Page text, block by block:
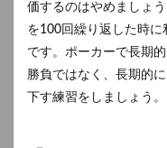
価するのはやめましょ
を100回繰り返した時
です。ポーカーで長期
勝負ではなく、長期的
下す練習をしましょう。